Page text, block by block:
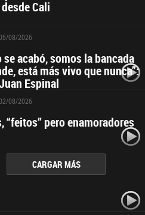
Cali
08/2026
se acabó, somos la bancada
está más vivo que nunca”:
Espinal
08/2026
“feitos” pero enamoradores
CARGAR MÁS